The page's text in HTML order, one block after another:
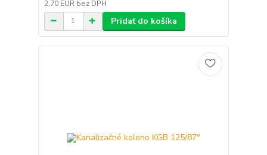
2,70 EUR bez DPH
Pridať do košíka